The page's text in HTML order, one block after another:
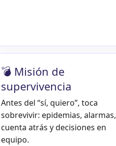
💣 Misión de
supervivencia
Antes del “sí, quiero”, toca
sobrevivir: epidemias, alarmas,
cuenta atrás y decisiones en
equipo.